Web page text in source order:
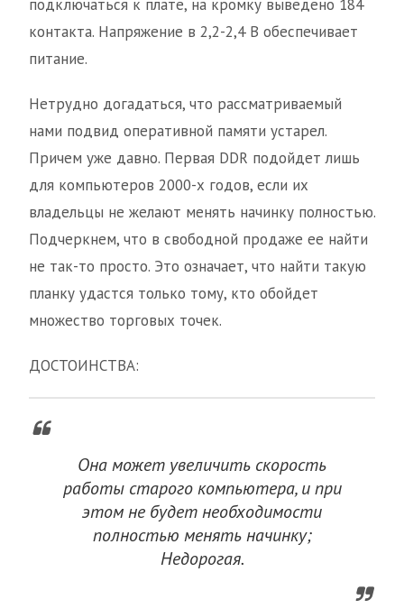
подключаться к плате, на кромку выведено 184
контакта. Напряжение в 2,2-2,4 В обеспечивает
питание.
Нетрудно догадаться, что рассматриваемый
нами подвид оперативной памяти устарел.
Причем уже давно. Первая DDR подойдет лишь
для компьютеров 2000-х годов, если их
владельцы не желают менять начинку полностью.
Подчеркнем, что в свободной продаже ее найти
не так-то просто. Это означает, что найти такую
планку удастся только тому, кто обойдет
множество торговых точек.
ДОСТОИНСТВА:
Она может увеличить скорость
работы старого компьютера, и при
этом не будет необходимости
полностью менять начинку;
Недорогая.